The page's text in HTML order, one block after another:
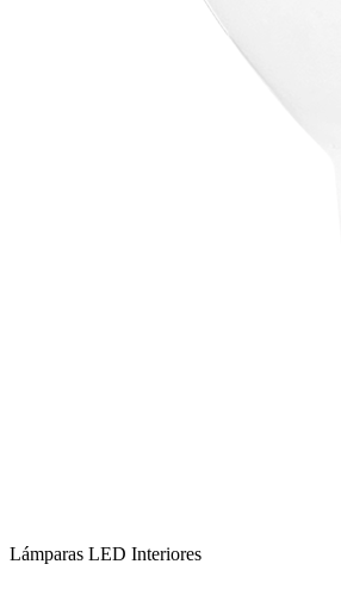
Lámparas LED Interiores